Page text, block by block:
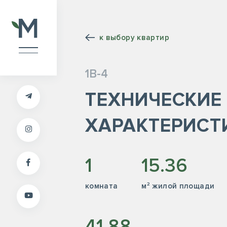
к выбору квартир
1В-4
ТЕХНИЧЕСКИЕ
1
комната
15.36
м² жилой площади